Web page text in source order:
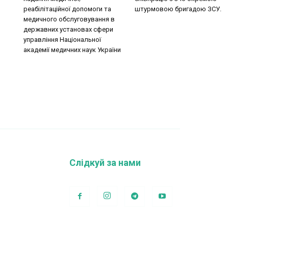
реабілітаційної допомоги та
медичного обслуговування в
державних установах сфери
управління Національної
академії медичних наук України
штурмовою бригадою ЗСУ.
Слідкуй за нами